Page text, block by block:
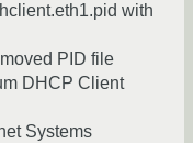
with
PID file
DHCP Client
Systems